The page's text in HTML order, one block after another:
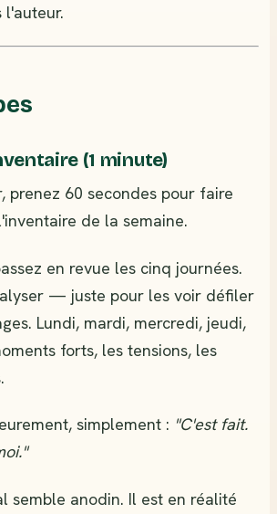
(1 minute)
prenez 60 secondes pour faire
de la semaine.
en revue les cinq journées.
— juste pour les voir défiler
Lundi, mardi, mercredi, jeudi,
forts, les tensions, les
simplement : "C'est fait.
semble anodin. Il est en réalité